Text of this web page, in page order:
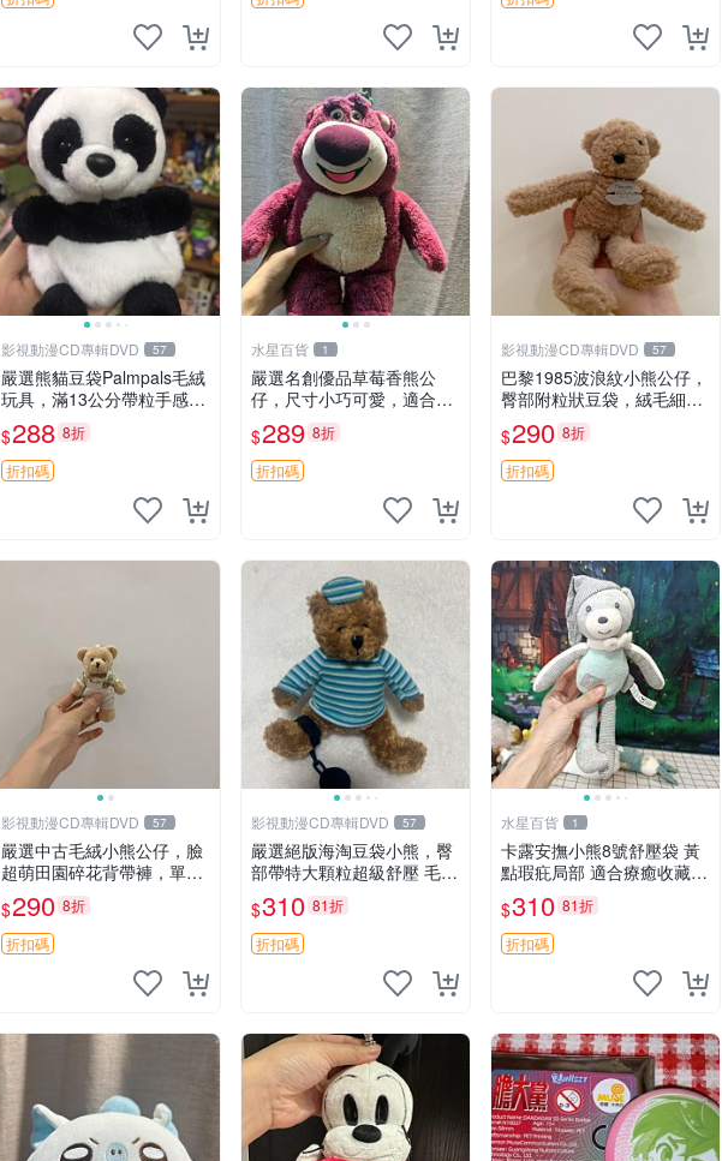
影視動漫CD專輯DVD 57
嚴選熊貓豆袋Palmpals毛絨
玩具，滿13公分帶粒手感極
佳，電影主題周邊推薦 熊貓
Palmpals 毛絨玩具 豆袋 劇
場版周邊
$288 8折
折扣碼
水星百貨 1
嚴選名創優品草莓香熊公
仔，尺寸小巧可愛，適合收
藏賞玩 30cm 玩具 公仔 草
莓熊
$289 8折
折扣碼
影視動漫CD專輯DVD 57
巴黎1985波浪紋小熊公仔，
臀部附粒狀豆袋，絨毛細膩
臉部可愛，中古嚴選推薦 小
熊 公仔 豆袋
$290 8折
折扣碼
影視動漫CD專輯DVD 57
嚴選中古毛絨小熊公仔，臉
超萌田園碎花背帶褲，單只
實拍展示 中古、毛絨玩具、
玩偶
$290 8折
折扣碼
影視動漫CD專輯DVD 57
嚴選絕版海淘豆袋小熊，臀
部帶特大顆粒超級舒壓 毛毛
摸起來格外順滑適合收藏 10
0%棉質 豆袋枕 豆袋、抱
枕、小熊
$310 81折
折扣碼
水星百貨 1
卡露安撫小熊8號舒壓袋 黃
點瑕疪局部 適合療癒收藏
撫慰身心 美肌養護 放鬆好
物
$310 81折
折扣碼